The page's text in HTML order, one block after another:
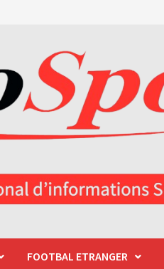
FOOTBAL ETRANGER